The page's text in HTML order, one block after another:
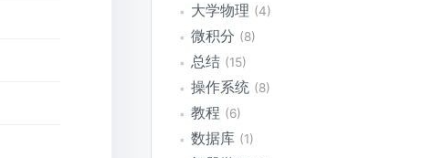
大学物理 4
微积分 8
总结 15
操作系统 8
教程 6
数据库 1